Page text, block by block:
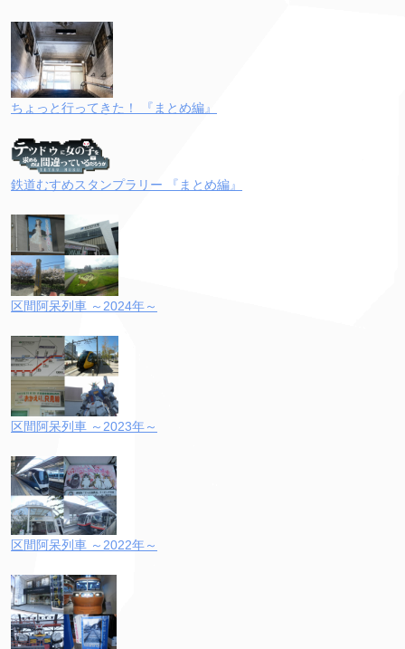
ちょっと行ってきた！ 『まとめ編』
鉄道むすめスタンプラリー 『まとめ編』
区間阿呆列車 ～2024年～
区間阿呆列車 ～2023年～
区間阿呆列車 ～2022年～